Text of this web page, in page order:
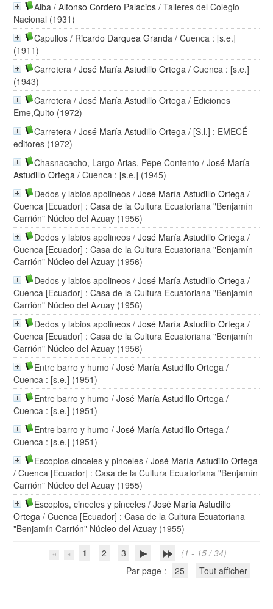
Alba /Alfonso Cordero Palacios / Talleres del Colegio
Nacional (1931)
Capullos / Ricardo Darquea Granda / Cuenca : [s.e.]
(1911)
Carretera /José María Astudillo Ortega / Cuenca : [s.e.]
(1943)
Carretera /José María Astudillo Ortega / Ediciones
Eme,Quito (1972)
Carretera /José María Astudillo Ortega / [S.l.] : EMECÉ
editores (1972)
Chasnacacho, Largo Arias, Pepe Contento /José María
Astudillo Ortega / Cuenca : [s.e.] (1945)
Dedos y labios apolineos /José María Astudillo Ortega /
Cuenca [Ecuador] : Casa de la Cultura Ecuatoriana "Benjamín
Carrión" Núcleo del Azuay (1956)
Dedos y labios apolineos /José María Astudillo Ortega /
Cuenca [Ecuador] : Casa de la Cultura Ecuatoriana "Benjamín
Carrión" Núcleo del Azuay (1956)
Dedos y labios apolineos /José María Astudillo Ortega /
Cuenca [Ecuador] : Casa de la Cultura Ecuatoriana "Benjamín
Carrión" Núcleo del Azuay (1956)
Dedos y labios apolineos /José María Astudillo Ortega /
Cuenca [Ecuador] : Casa de la Cultura Ecuatoriana "Benjamín
Carrión" Núcleo del Azuay (1956)
Entre barro y humo /José María Astudillo Ortega /
Cuenca : [s.e.] (1951)
Entre barro y humo /José María Astudillo Ortega /
Cuenca : [s.e.] (1951)
Entre barro y humo /José María Astudillo Ortega /
Cuenca : [s.e.] (1951)
Escoplos cinceles y pinceles /José María Astudillo Ortega
/ Cuenca [Ecuador] : Casa de la Cultura Ecuatoriana "Benjamín
Carrión" Núcleo del Azuay (1955)
Escoplos, cinceles y pinceles /José María Astudillo
Ortega / Cuenca [Ecuador] : Casa de la Cultura Ecuatoriana
"Benjamín Carrión" Núcleo del Azuay (1955)
1
2 3
(1 - 15 / 34)
Par page :
25 Tout afficher